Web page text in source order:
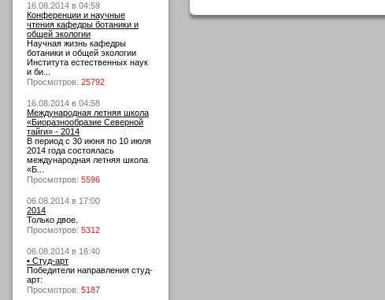
16.08.2014 в 04:59
Конференции и научные
чтения кафедры ботаники и
общей экологии
Научная жизнь кафедры
ботаники и общей экологии
Института естественных наук
и би...
Просмотров: 25792
16.08.2014 в 04:58
Международная летняя школа
«Биоразнообразие Северной
тайги» - 2014
В период с 30 июня по 10 июля
2014 года состоялась
международная летняя школа
«Б...
Просмотров: 5596
06.08.2014 в 17:00
2014
Только двое.
Просмотров: 5312
06.08.2014 в 16:40
• Студ-арт
Победители направления студ-
арт:
Просмотров: 5187